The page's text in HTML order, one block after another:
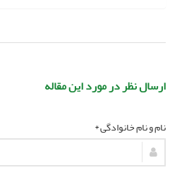
ارسال نظر در مورد این مقاله
نام و نام خانوادگی *